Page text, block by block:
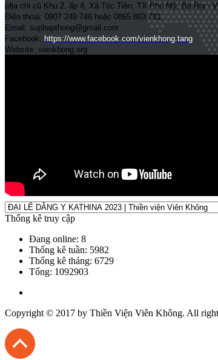
(địa chỉ cũ Khu 2, ấp 4, Xã Tóc Tiên, TX Phú Mỹ, Bà Rịa -
Điện thoại: 0907 249 746 hoặc 0865 803 781
Email: suphapthong@gmail.com
Facebook: https://www.facebook.com/vienkhong.tang
Website: vienkhong.org
Thống kê truy cập
Đang online: 8
Thống kê tuần: 5982
Thống kê tháng: 6729
Tổng: 1092903
Copyright © 2017 by Thiền Viện Viên Không. All